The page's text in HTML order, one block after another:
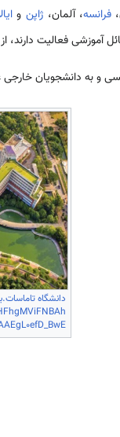
فرانسه، آلمان، ژاپن و
آموزشی فعالیت دارند،
و به دانشجویان
دانشگاه